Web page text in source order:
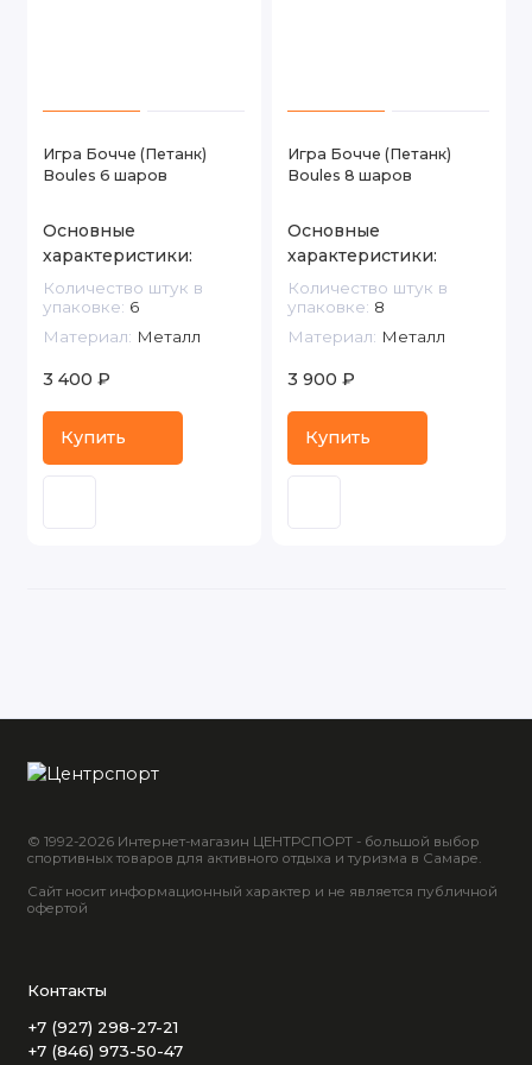
Хоккей
Игра Бочче (Петанк)
Boules 6 шаров
Основные
характеристики:
Количество штук в
упаковке: 6
Материал: Металл
3 400 ₽
Купить
Игра Бочче (Петанк)
Boules 8 шаров
Основные
характеристики:
Количество штук в
упаковке: 8
Материал: Металл
3 900 ₽
Купить
© 1992-2026 Интернет-магазин ЦЕНТРСПОРТ - большой выбор
спортивных товаров для активного отдыха и туризма в Самаре.
Сайт носит информационный характер и не является публичной
офертой
Контакты
+7 (927) 298-27-21
+7 (846) 973-50-47